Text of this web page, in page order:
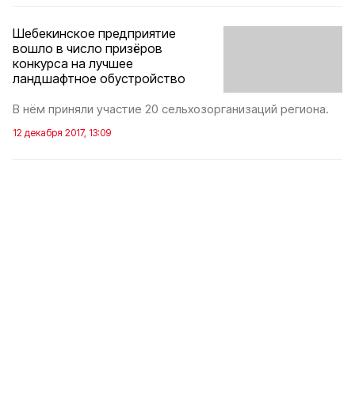
Шебекинское предприятие
вошло в число призёров
конкурса на лучшее
ландшафтное обустройство
В нём приняли участие 20 сельхозорганизаций региона.
12 декабря 2017, 13:09